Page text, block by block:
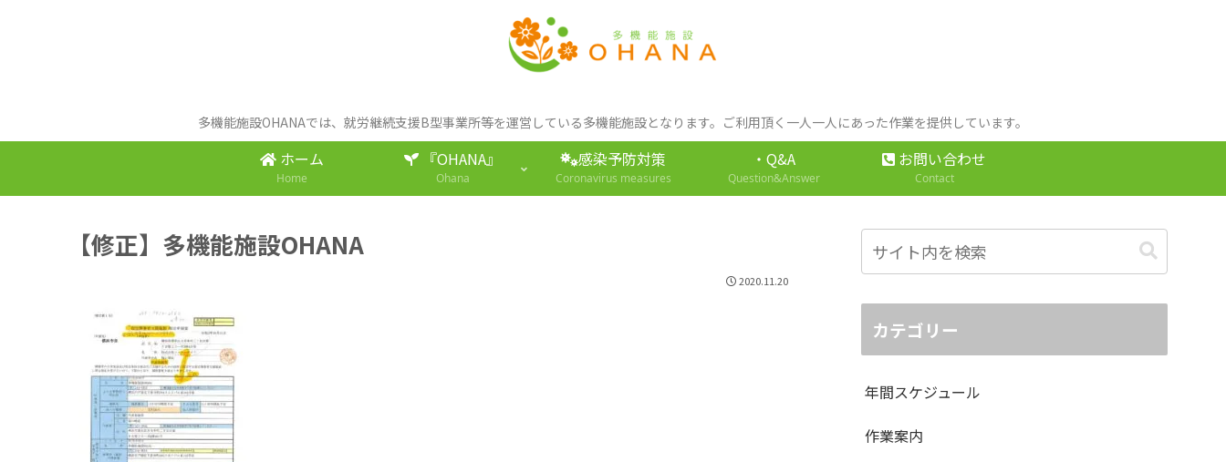
多機能施設OHANAでは、就労継続支援B型事業所等を運営している多機能施設となります。ご利用頂く一人一人にあった作業を提供しています。
ホーム
Home
『OHANA』
Ohana
感染予防対策
Coronavirus measures
・Q&A
Question&Answer
お問い合わせ
Contact
【修正】多機能施設OHANA
2020.11.20
カテゴリー
年間スケジュール
作業案内